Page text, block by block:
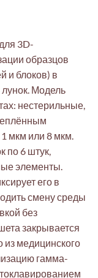
3D-
образцов
и блоков) в
лунок. Модель
нестерильные,
мкм или 8 мкм.
по 6 штук,
элементы.
его в
смену среды
без
закрывается
из медицинского
гамма-